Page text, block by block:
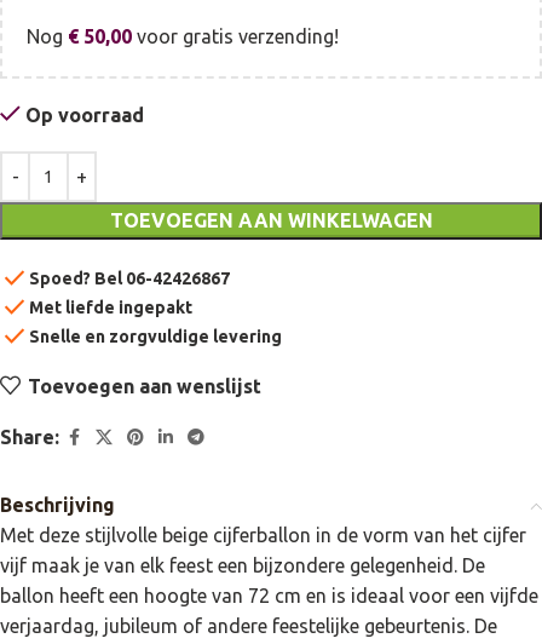
Nog €50,00 voor gratis verzending!
Op voorraad
TOEVOEGEN AAN WINKELWAGEN
check Spoed? Bel 06-42426867
check Met liefde ingepakt
check Snelle en zorgvuldige levering
Toevoegen aan wenslijst
Share:
Beschrijving
Met deze stijlvolle beige cijferballon in de vorm van het cijfer
vijf maak je van elk feest een bijzondere gelegenheid. De
ballon heeft een hoogte van 72 cm en is ideaal voor een vijfde
verjaardag, jubileum of andere feestelijke gebeurtenis. De